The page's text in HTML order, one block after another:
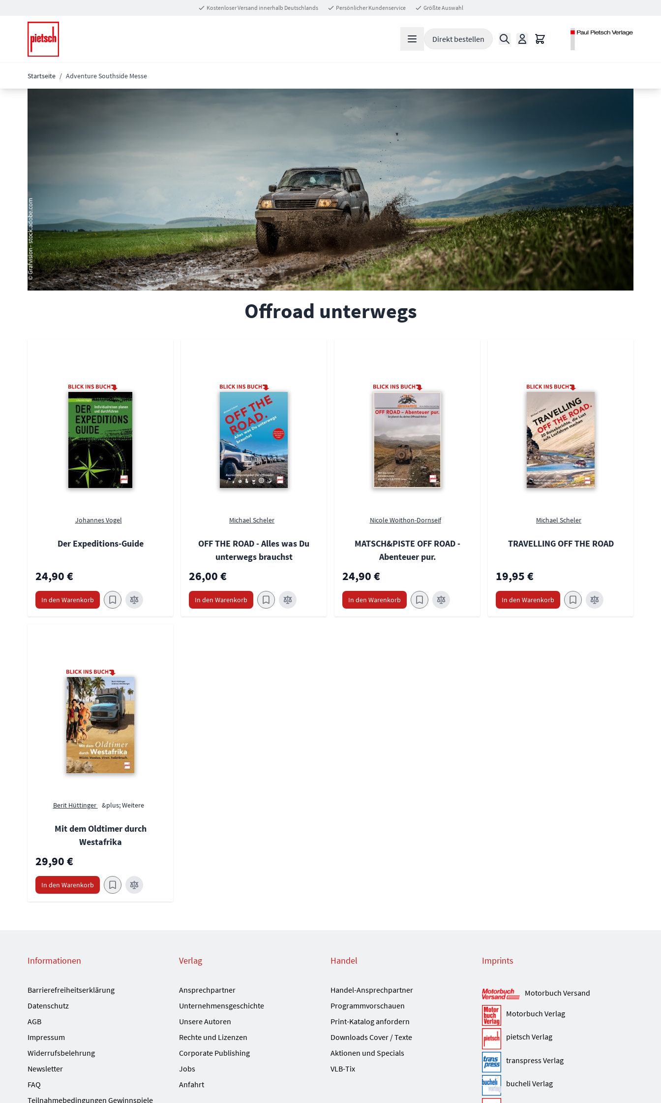
Kostenloser Versand innerhalb Deutschlands Persönlicher Kundenservice Größte Auswahl
Direkt bestellen Suche Warenkorb
Startseite / Adventure Southside Messe
Offroad unterwegs
Johannes Vogel
Der Expeditions-Guide
24,90 €
In den Warenkorb
Michael Scheler
OFF THE ROAD - Alles was Du
unterwegs brauchst
26,00 €
In den Warenkorb
Nicole Woithon-Dornseif
MATSCH&PISTE OFF ROAD -
Abenteuer pur.
24,90 €
In den Warenkorb
Michael Scheler
TRAVELLING OFF THE ROAD
19,95 €
In den Warenkorb
Berit Hüttinger &plus; Weitere
Mit dem Oldtimer durch
Westafrika
29,90 €
In den Warenkorb
Informationen
Barrierefreiheitserklärung
Datenschutz
AGB
Impressum
Widerrufsbelehrung
Newsletter
FAQ
Teilnahmebedingungen Gewinnspiele
Verlag
Ansprechpartner
Unternehmensgeschichte
Unsere Autoren
Rechte und Lizenzen
Corporate Publishing
Jobs
Anfahrt
Handel
Handel-Ansprechpartner
Programmvorschauen
Print-Katalog anfordern
Downloads Cover / Texte
Aktionen und Specials
VLB-Tix
Imprints
Motorbuch Versand
Motorbuch Verlag
pietsch Verlag
transpress Verlag
bucheli Verlag